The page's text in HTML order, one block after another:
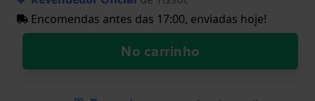
Encomendas antes das 17:00, enviadas hoje!
No carrinho